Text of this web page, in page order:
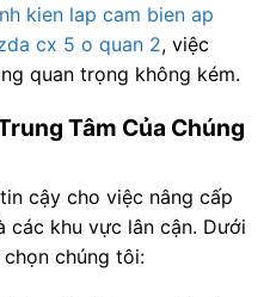
kien lap cam bien ap
cx 5 o quan 2, việc
quan trọng không kém.
Tâm Của Chúng
cậy cho việc nâng cấp
các khu vực lân cận. Dưới
chúng tôi: